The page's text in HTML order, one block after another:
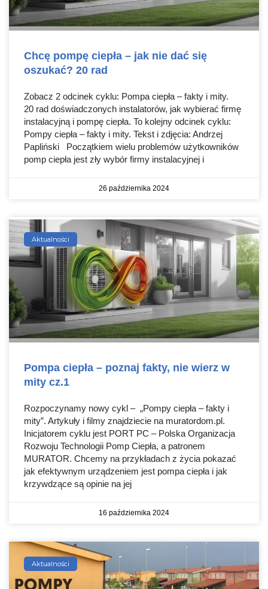
Chcę pompę ciepła – jak nie dać się
oszukać? 20 rad
Zobacz 2 odcinek cyklu: Pompa ciepła – fakty i mity.
20 rad doświadczonych instalatorów, jak wybierać firmę
instalacyjną i pompę ciepła. To kolejny odcinek cyklu:
Pompy ciepła – fakty i mity. Tekst i zdjęcia: Andrzej
Papliński Początkiem wielu problemów użytkowników
pomp ciepła jest zły wybór firmy instalacyjnej i
26 października 2024
Aktualności
Pompa ciepła – poznaj fakty, nie wierz w
mity cz.1
Rozpoczynamy nowy cykl – „Pompy ciepła – fakty i
mity”. Artykuły i filmy znajdziecie na muratordom.pl.
Inicjatorem cyklu jest PORT PC – Polska Organizacja
Rozwoju Technologii Pomp Ciepła, a patronem
MURATOR. Chcemy na przykładach z życia pokazać
jak efektywnym urządzeniem jest pompa ciepła i jak
krzywdzące są opinie na jej
16 października 2024
Aktualności